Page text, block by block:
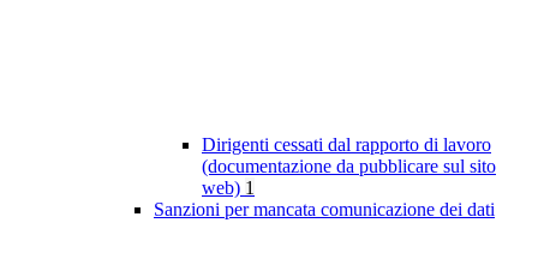
Dirigenti cessati dal rapporto di lavoro
(documentazione da pubblicare sul sito
web) 1
Sanzioni per mancata comunicazione dei dati